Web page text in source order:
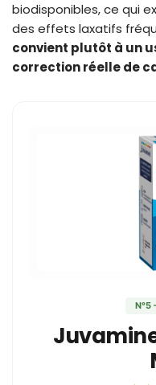
biodisponibles, ce qui
des effets laxatifs
convient plutôt à un
correction réelle de
N°5